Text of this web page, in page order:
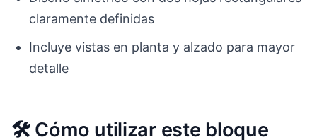
claramente definidas
Incluye vistas en planta y alzado para mayor
detalle
🛠 Cómo utilizar este bloque